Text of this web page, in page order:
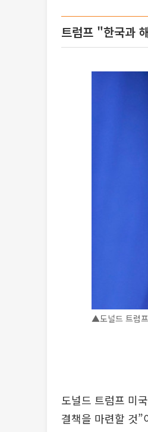
트럼프 "한국과
▲도널드 트럼
도널드 트럼프 미
결책을 마련할 것